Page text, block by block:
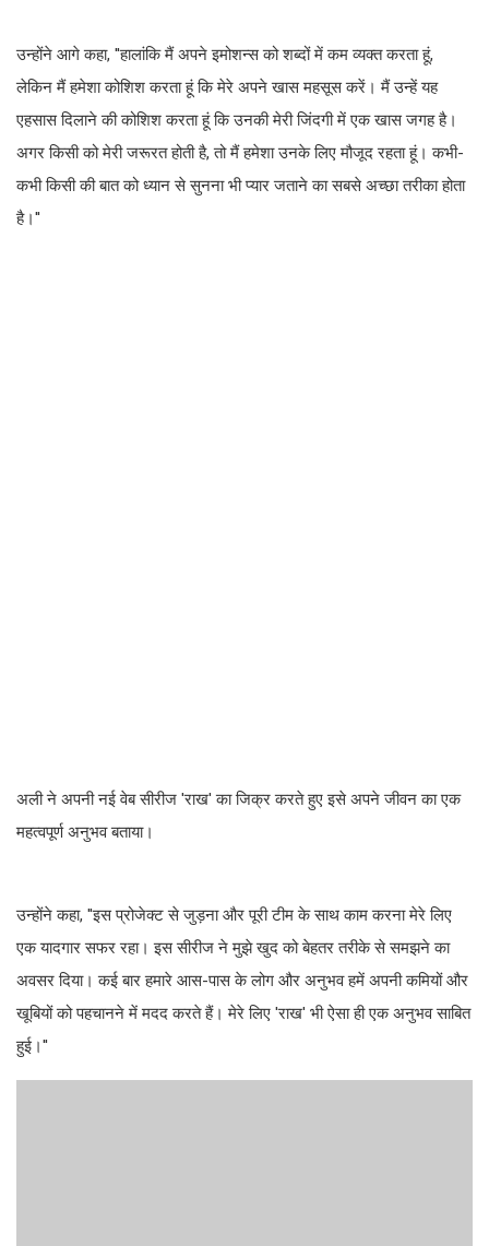
उन्होंने आगे कहा, ''हालांकि मैं अपने इमोशन्स को शब्दों में कम व्यक्त करता हूं,
लेकिन मैं हमेशा कोशिश करता हूं कि मेरे अपने खास महसूस करें। मैं उन्हें यह
एहसास दिलाने की कोशिश करता हूं कि उनकी मेरी जिंदगी में एक खास जगह है।
अगर किसी को मेरी जरूरत होती है, तो मैं हमेशा उनके लिए मौजूद रहता हूं। कभी-
कभी किसी की बात को ध्यान से सुनना भी प्यार जताने का सबसे अच्छा तरीका होता
है।''
अली ने अपनी नई वेब सीरीज 'राख' का जिक्र करते हुए इसे अपने जीवन का एक
महत्वपूर्ण अनुभव बताया।
उन्होंने कहा, ''इस प्रोजेक्ट से जुड़ना और पूरी टीम के साथ काम करना मेरे लिए
एक यादगार सफर रहा। इस सीरीज ने मुझे खुद को बेहतर तरीके से समझने का
अवसर दिया। कई बार हमारे आस-पास के लोग और अनुभव हमें अपनी कमियों और
खूबियों को पहचानने में मदद करते हैं। मेरे लिए 'राख' भी ऐसा ही एक अनुभव साबित
हुई।''